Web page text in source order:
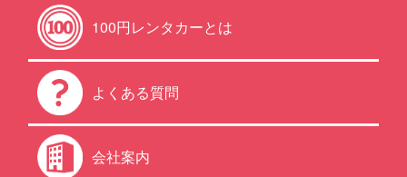
100円レンタカーとは
よくある質問
会社案内